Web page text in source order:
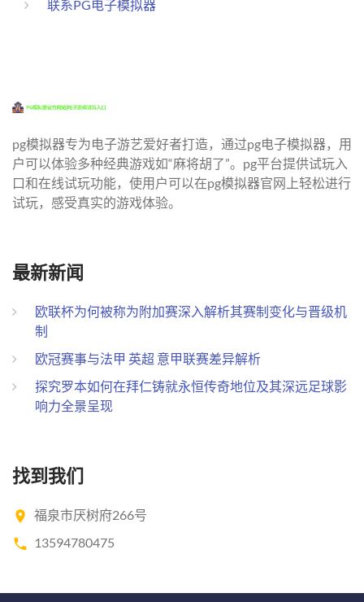
联系PG电子模拟器
pg模拟器专为电子游艺爱好者打造，通过pg电子模拟器，用
户可以体验多种经典游戏如“麻将胡了”。pg平台提供试玩入
口和在线试玩功能，使用户可以在pg模拟器官网上轻松进行
试玩，感受真实的游戏体验。
最新新闻
欧联杯为何被称为附加赛深入解析其赛制变化与晋级机
制
欧冠赛事与法甲 英超 意甲联赛差异解析
探究罗本如何在拜仁铸就永恒传奇地位及其深远足球影
响力全景呈现
找到我们
福泉市厌树府266号
13594780475